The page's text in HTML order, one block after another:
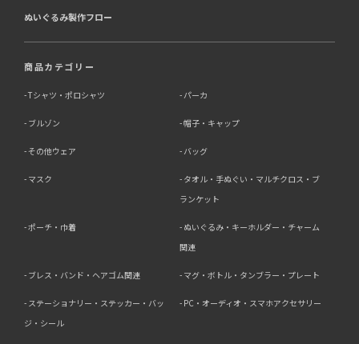
ぬいぐるみ製作フロー
商品カテゴリー
Tシャツ・ポロシャツ パーカ
ブルゾン 帽子・キャップ
その他ウェア バッグ
マスク
タオル・手ぬぐい・マルチクロス・ブ
ランケット
ポーチ・巾着
ぬいぐるみ・キーホルダー・チャーム
関連
ブレス・バンド・ヘアゴム関連 マグ・ボトル・タンブラー・プレート
ステーショナリー・ステッカー・バッ
ジ・シール
PC・オーディオ・スマホアクセサリー